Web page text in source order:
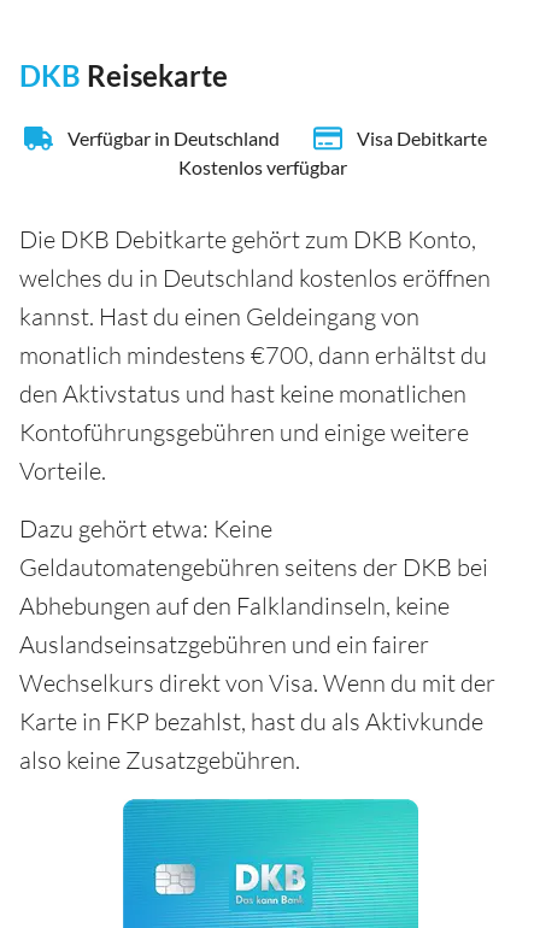
DKB Reisekarte
Verfügbar in Deutschland
Visa Debitkarte
Kostenlos verfügbar
Die DKB Debitkarte gehört zum DKB Konto,
welches du in Deutschland kostenlos eröffnen
kannst. Hast du einen Geldeingang von
monatlich mindestens €700, dann erhältst du
den Aktivstatus und hast keine monatlichen
Kontoführungsgebühren und einige weitere
Vorteile.
Dazu gehört etwa: Keine
Geldautomatengebühren seitens der DKB bei
Abhebungen auf den Falklandinseln, keine
Auslandseinsatzgebühren und ein fairer
Wechselkurs direkt von Visa. Wenn du mit der
Karte in FKP bezahlst, hast du als Aktivkunde
also keine Zusatzgebühren.